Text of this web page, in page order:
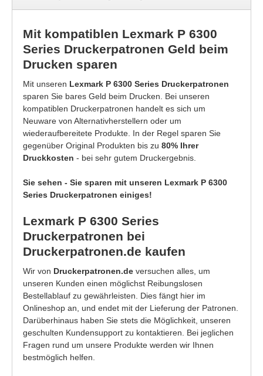
Mit kompatiblen Lexmark P 6300
Series Druckerpatronen Geld beim
Drucken sparen
Mit unseren Lexmark P 6300 Series Druckerpatronen
sparen Sie bares Geld beim Drucken. Bei unseren
kompatiblen Druckerpatronen handelt es sich um
Neuware von Alternativherstellern oder um
wiederaufbereitete Produkte. In der Regel sparen Sie
gegenüber Original Produkten bis zu 80% Ihrer
Druckkosten - bei sehr gutem Druckergebnis.
Sie sehen - Sie sparen mit unseren Lexmark P 6300
Series Druckerpatronen einiges!
Lexmark P 6300 Series
Druckerpatronen bei
Druckerpatronen.de kaufen
Wir von Druckerpatronen.de versuchen alles, um
unseren Kunden einen möglichst Reibungslosen
Bestellablauf zu gewährleisten. Dies fängt hier im
Onlineshop an, und endet mit der Lieferung der Patronen.
Darüberhinaus haben Sie stets die Möglichkeit, unseren
geschulten Kundensupport zu kontaktieren. Bei jeglichen
Fragen rund um unsere Produkte werden wir Ihnen
bestmöglich helfen.